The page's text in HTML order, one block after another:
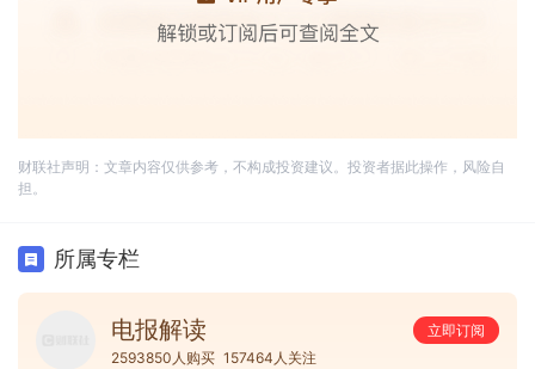
财联社声明：文章内容仅供参考，不构成投资建议。投资者据此操作，风险自
担。
所属专栏
电报解读
立即订阅
2593850人购买 157464人关注